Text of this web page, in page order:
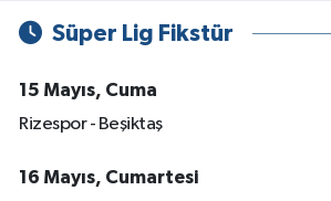
Süper Lig Fikstür
15 Mayıs, Cuma
Rizespor - Beşiktaş
16 Mayıs, Cumartesi